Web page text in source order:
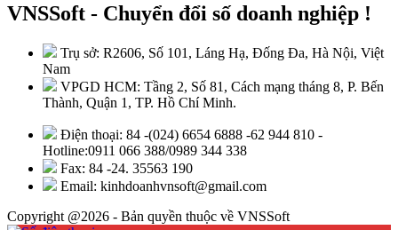
VNSSoft - Chuyển đổi số doanh nghiệp !
Trụ sở: R2606, Số 101, Láng Hạ, Đống Đa, Hà Nội, Việt
Nam
VPGD HCM: Tầng 2, Số 81, Cách mạng tháng 8, P. Bến
Thành, Quận 1, TP. Hồ Chí Minh.
Điện thoại: 84 -(024) 6654 6888 -62 944 810 -
Hotline:0911 066 388/0989 344 338
Fax: 84 -24. 35563 190
Email: kinhdoanhvnsoft@gmail.com
Copyright @2026 - Bản quyền thuộc về VNSSoft